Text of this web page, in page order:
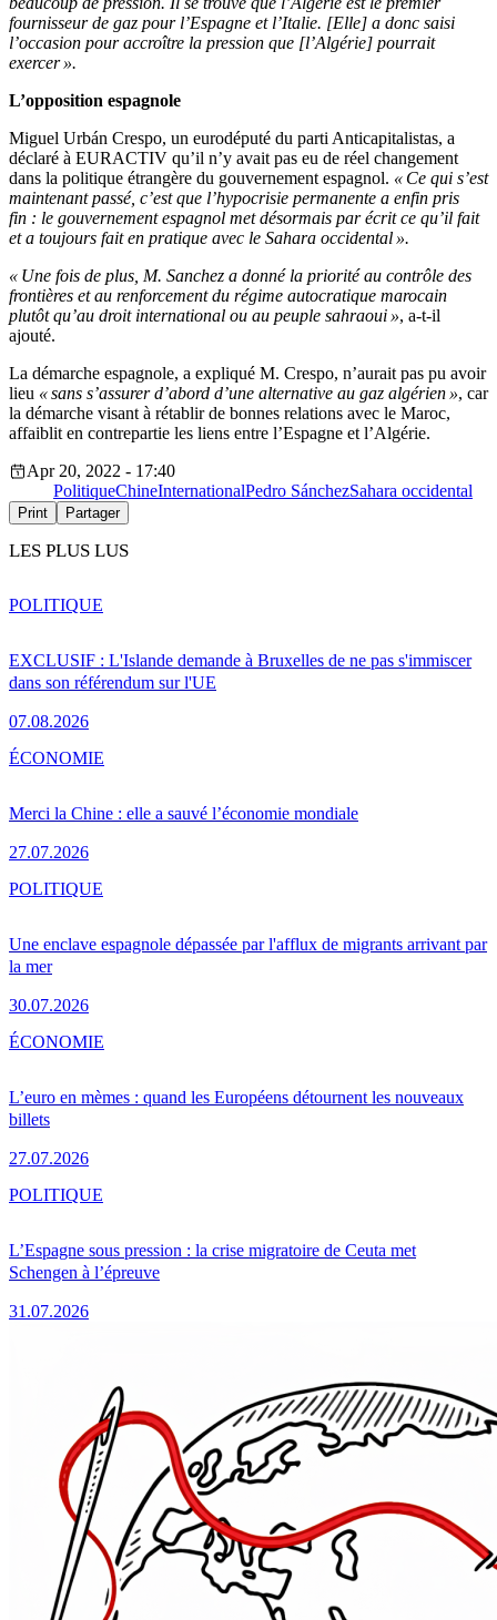
fournisseur de gaz pour l’Espagne et l’Italie. [Elle] a donc saisi
l’occasion pour accroître la pression que [l’Algérie] pourrait
exercer ».
L’opposition espagnole
Miguel Urbán Crespo, un eurodéputé du parti Anticapitalistas, a
déclaré à EURACTIV qu’il n’y avait pas eu de réel changement
dans la politique étrangère du gouvernement espagnol. « Ce qui s’est
maintenant passé, c’est que l’hypocrisie permanente a enfin pris
fin : le gouvernement espagnol met désormais par écrit ce qu’il fait
et a toujours fait en pratique avec le Sahara occidental ».
« Une fois de plus, M. Sanchez a donné la priorité au contrôle des
frontières et au renforcement du régime autocratique marocain
plutôt qu’au droit international ou au peuple sahraoui », a-t-il
ajouté.
La démarche espagnole, a expliqué M. Crespo, n’aurait pas pu avoir
lieu « sans s’assurer d’abord d’une alternative au gaz algérien », car
la démarche visant à rétablir de bonnes relations avec le Maroc,
affaiblit en contrepartie les liens entre l’Espagne et l’Algérie.
Apr 20, 2022 - 17:40
PolitiqueChineInternationalPedro SánchezSahara occidental
Print Partager
LES PLUS LUS
EXCLUSIF : L'Islande demande à Bruxelles de ne pas s'immiscer
dans son référendum sur l'UE
07.08.2026
POLITIQUE
Merci la Chine : elle a sauvé l’économie mondiale
27.07.2026
ÉCONOMIE
Une enclave espagnole dépassée par l'afflux de migrants arrivant par
la mer
30.07.2026
POLITIQUE
L’euro en mèmes : quand les Européens détournent les nouveaux
billets
27.07.2026
ÉCONOMIE
L’Espagne sous pression : la crise migratoire de Ceuta met
Schengen à l’épreuve
31.07.2026
POLITIQUE